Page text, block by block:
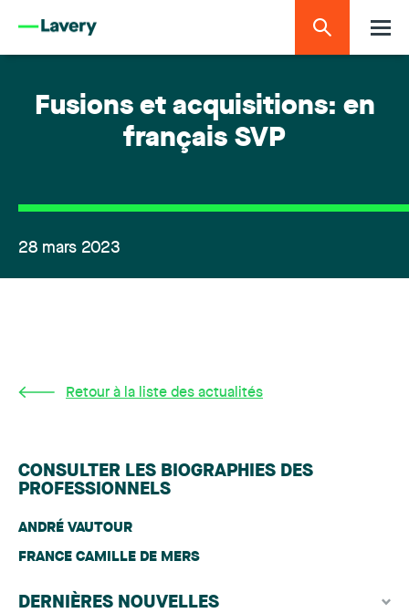
Fusions et acquisitions: en
français SVP
28 mars 2023
Retour à la liste des actualités
CONSULTER LES BIOGRAPHIES DES
PROFESSIONNELS
ANDRÉ VAUTOUR
FRANCE CAMILLE DE MERS
DERNIÈRES NOUVELLES